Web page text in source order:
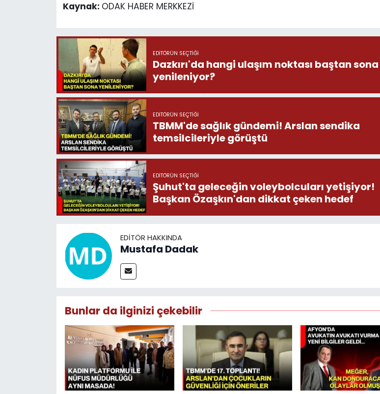
Kaynak: ODAK HABER MERKKEZİ
EDITÖRÜN SEÇTIĞI
Dazkırı'da hangi ulaşım noktası baştan sona
yenileniyor?
EDITÖRÜN SEÇTIĞI
TBMM'de sağlık gündemi! Arslan sendika
temsilcileriyle görüştü
EDITÖRÜN SEÇTIĞI
Şuhut'ta geleceğin voleybolcuları yetişiyor!
Başkan Özaşkın'dan dikkat çeken hedef
EDITÖR HAKKINDA
Mustafa Dadak
Bunlar da ilginizi çekebilir